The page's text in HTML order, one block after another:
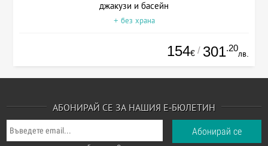
джакузи и басейн
+ без храна
154€ / 301.20
лв.
АБОНИРАЙ СЕ ЗА НАШИЯ Е-БЮЛЕТИН